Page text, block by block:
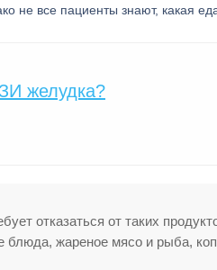
не все пациенты знают, какая
желудка?
отказаться от таких
блюда, жареное мясо и рыба,